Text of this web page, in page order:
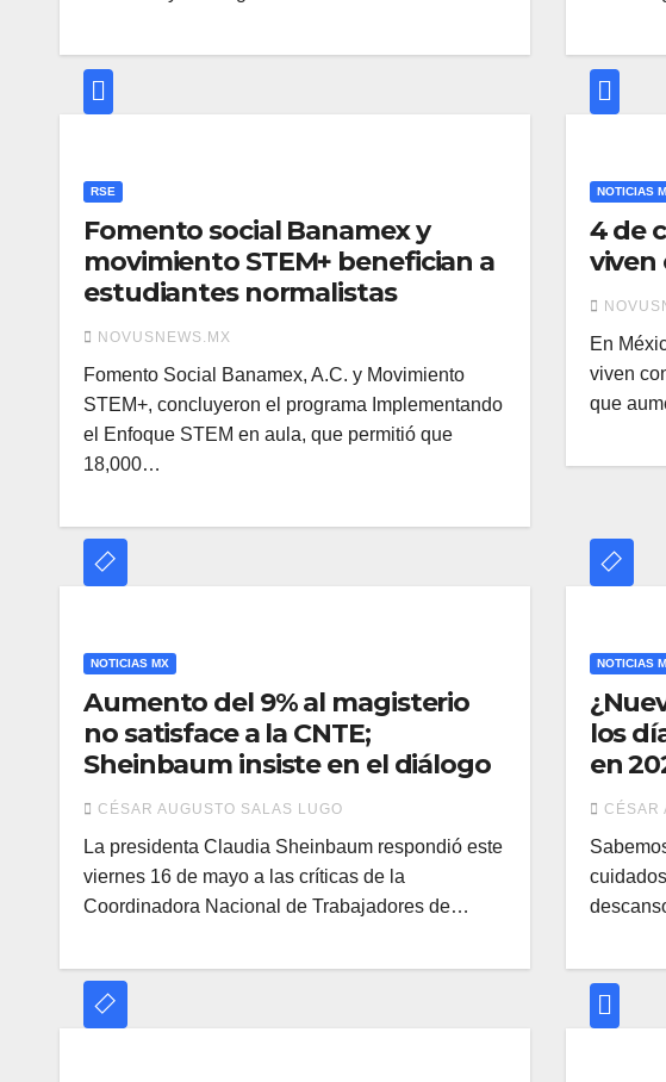
RSE
Fomento social Banamex y
movimiento STEM+ benefician a
estudiantes normalistas
NOVUSNEWS.MX
Fomento Social Banamex, A.C. y Movimiento
STEM+, concluyeron el programa Implementando
el Enfoque STEM en aula, que permitió que
18,000…
NOTICIAS
4 de
viven
En
viven
que
NOTICIAS MX
Aumento del 9% al magisterio
no satisface a la CNTE;
Sheinbaum insiste en el diálogo
CÉSAR AUGUSTO SALAS LUGO
La presidenta Claudia Sheinbaum respondió este
viernes 16 de mayo a las críticas de la
Coordinadora Nacional de Trabajadores de…
NOTICIAS
los
en
CÉSAR